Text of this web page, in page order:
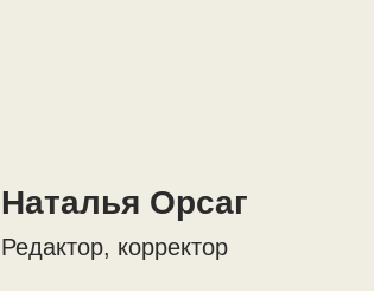
Наталья Орсаг
Редактор, корректор